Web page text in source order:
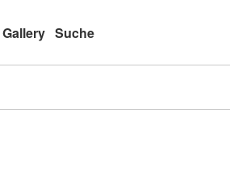
Gallery Suche